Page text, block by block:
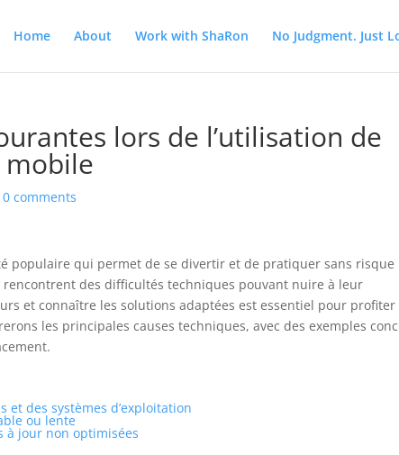
Home About Work with ShaRon No Judgment. Just
lors de l’utilisation de
0 comments
populaire qui permet de se divertir et de pratiquer sans risque
des difficultés techniques pouvant nuire à leur
et connaître les solutions adaptées est essentiel pour profiter
les principales causes techniques, avec des exemples
des systèmes d’exploitation
ou lente
à jour non optimisées